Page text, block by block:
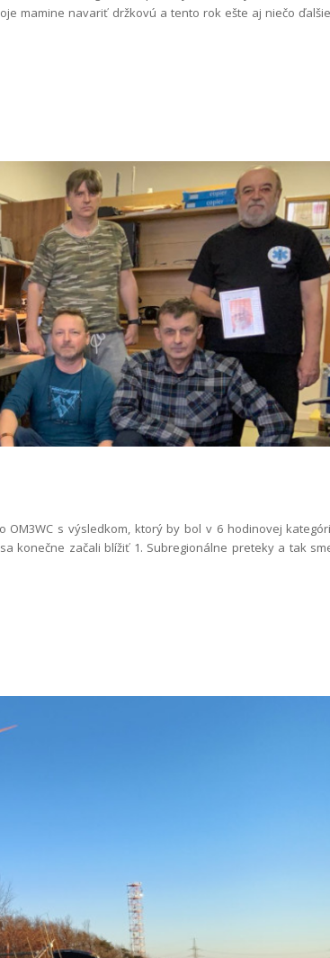
mamine navariť držkovú a tento rok ešte aj niečo
OM3WC s výsledkom, ktorý by bol v 6 hodinovej
konečne začali blížiť 1. Subregionálne preteky a tak